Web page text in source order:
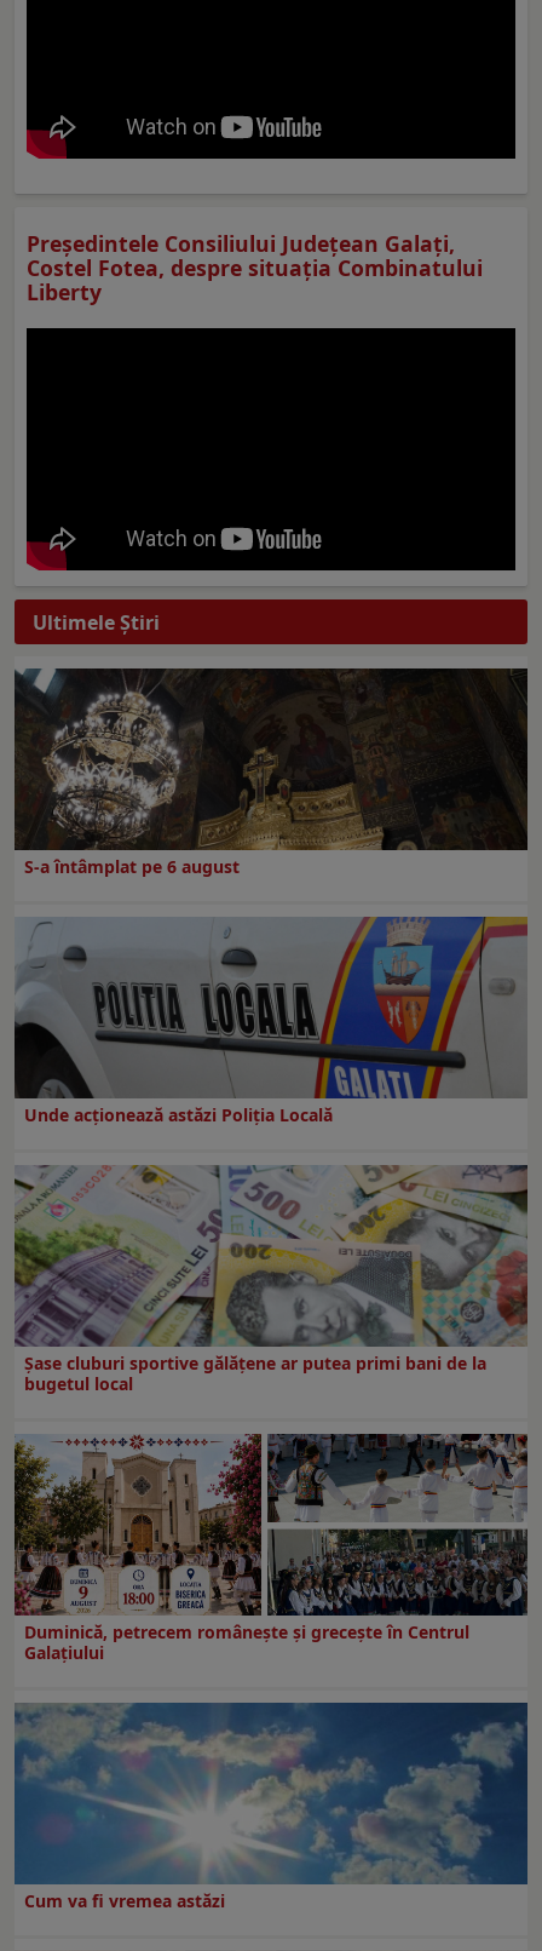
Preşedintele Consiliului Judeţean Galaţi,
Costel Fotea, despre situaţia Combinatului
Liberty
Ultimele Ştiri
S-a întâmplat pe 6 august
Unde acționează astăzi Poliția Locală
Şase cluburi sportive gălăţene ar putea primi bani de la
bugetul local
Duminică, petrecem româneşte şi greceşte în Centrul
Galaţiului
Cum va fi vremea astăzi